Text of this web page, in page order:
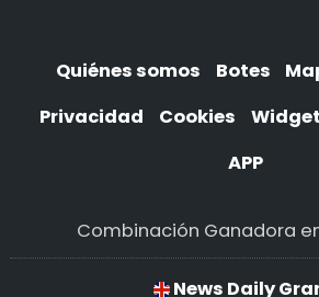
Quiénes somos Botes
Privacidad
Cookies
APP
Combinación Ganadora
News Daily